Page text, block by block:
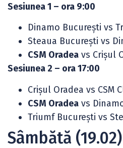
Sesiunea 1 – ora 9:00
Dinamo București vs
Steaua București vs
CSM Oradea vs Crișul
Sesiunea 2 – ora 17:00
Crișul Oradea vs CSM
CSM Oradea vs
Triumf București vs
Sâmbătă (19.02)